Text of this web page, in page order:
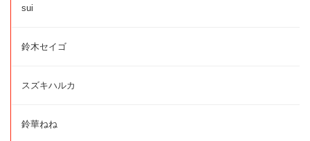
sui
鈴木セイゴ
スズキハルカ
鈴華ねね